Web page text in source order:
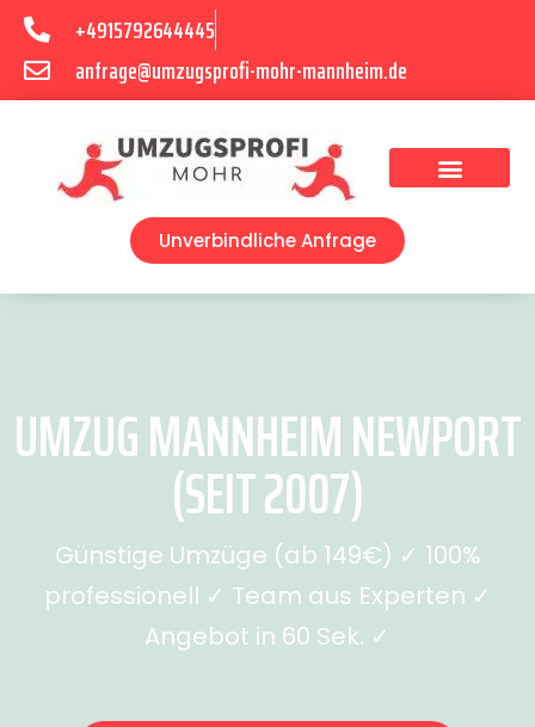
+4915792644445
anfrage@umzugsprofi-mohr-mannheim.de
Unverbindliche Anfrage
UMZUG MANNHEIM NEWPORT
(SEIT 2007)
Günstige Umzüge (ab 149€) ✓ 100%
professionell ✓ Team aus Experten ✓
Angebot in 60 Sek. ✓